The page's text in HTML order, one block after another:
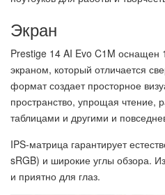
Экран
Prestige 14 AI Evo C1M
экраном, который отличается
формат создает просторное
пространство, упрощая чтение,
таблицами и другими и
IPS-матрица гарантирует
sRGB) и широкие углы обзора.
и приятно для глаз.